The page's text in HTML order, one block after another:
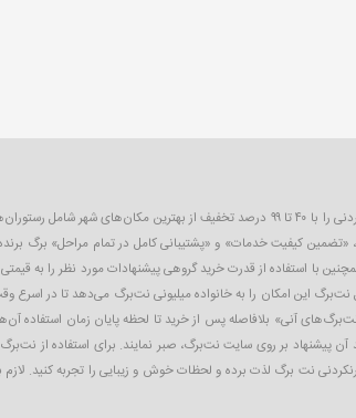
نت‌برگ اولین و بزرگترین سایت تخفیف گروهی در ایران است که به صورت روزانه پیشنهاداتی متنوع
کیفیت خدمات» و «پشتیبانی کامل در تمام مراحل» برگ
با استفاده از قدرت خرید گروهی پیشنهادات مورد نظر را
این امکان را به خانواده میلیونی نت‌برگ می‌دهد تا در اسرع
آنی» بلافاصله پس از خرید تا لحظه پایان زمان استفاده
پیشنهاد بر روی سایت نت‌برگ، صبر نمایند. برای استفاده از
نت ‌برگ لذت برده و لحظات خوش و زیبایی را تجربه کنید.